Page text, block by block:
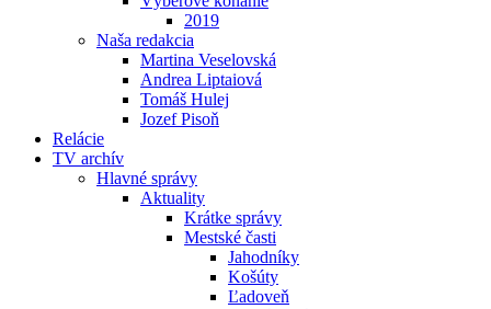
2019
Naša redakcia
Martina Veselovská
Andrea Liptaiová
Tomáš Hulej
Jozef Pisoň
Relácie
TV archív
Hlavné správy
Aktuality
Krátke správy
Mestské časti
Jahodníky
Košúty
Ľadoveň